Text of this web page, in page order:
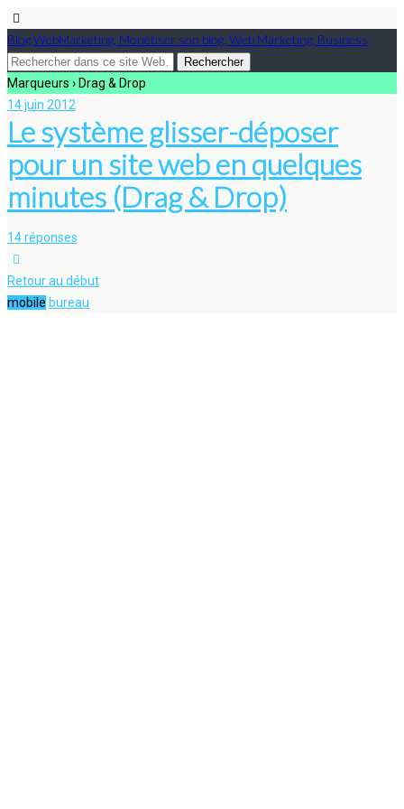
Blog WebMarketing, Monétiser son blog, Web Marketing, Business
Marqueurs › Drag & Drop
14 juin 2012
Le système glisser-déposer
pour un site web en quelques
minutes (Drag & Drop)
14 réponses
Retour au début
mobile bureau